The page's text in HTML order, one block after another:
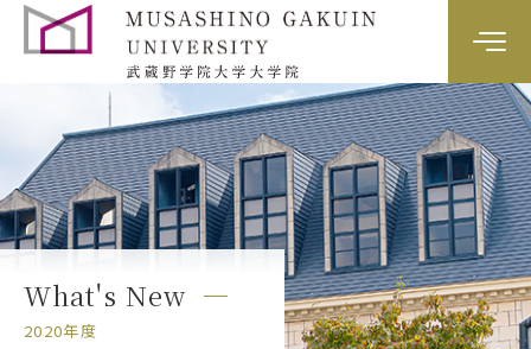
大学院案内
カリキュラム
教員紹介
入試情報
What's New
2020年度